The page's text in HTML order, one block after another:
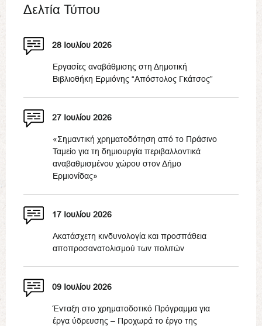
Δελτία Τύπου
28 Ιουλίου 2026
Εργασίες αναβάθμισης στη Δημοτική
Βιβλιοθήκη Ερμιόνης “Απόστολος Γκάτσος”
27 Ιουλίου 2026
«Σημαντική χρηματοδότηση από το Πράσινο
Ταμείο για τη δημιουργία περιβαλλοντικά
αναβαθμισμένου χώρου στον Δήμο
Ερμιονίδας»
17 Ιουλίου 2026
Ακατάσχετη κινδυνολογία και προσπάθεια
αποπροσανατολισμού των πολιτών
09 Ιουλίου 2026
Ένταξη στο χρηματοδοτικό Πρόγραμμα για
έργα ύδρευσης – Προχωρά το έργο της